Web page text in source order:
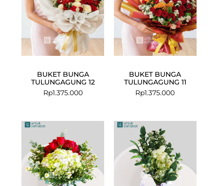
BUKET BUNGA
TULUNGAGUNG 12
Rp1.375.000
BUKET BUNGA
TULUNGAGUNG 11
Rp1.375.000
Rp625.000.
Rp488.500.